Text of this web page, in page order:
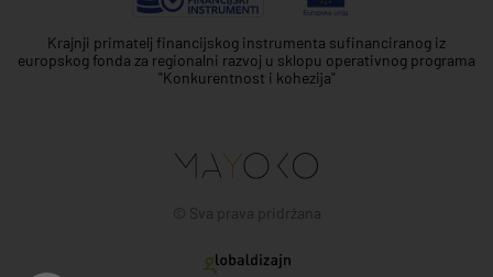
Krajnji primatelj financijskog instrumenta sufinanciranog iz
europskog fonda za regionalni razvoj u sklopu operativnog programa
"Konkurentnost i kohezija"
© Sva prava pridržana